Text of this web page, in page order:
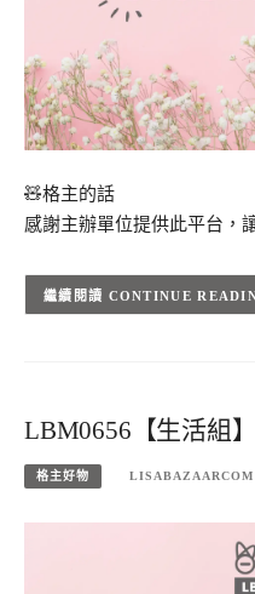
🧸格主的話
感謝主辦單位提供此平台，
CONTINUE
LBM0656【生活組
格主好物 LISABAZAARCOM